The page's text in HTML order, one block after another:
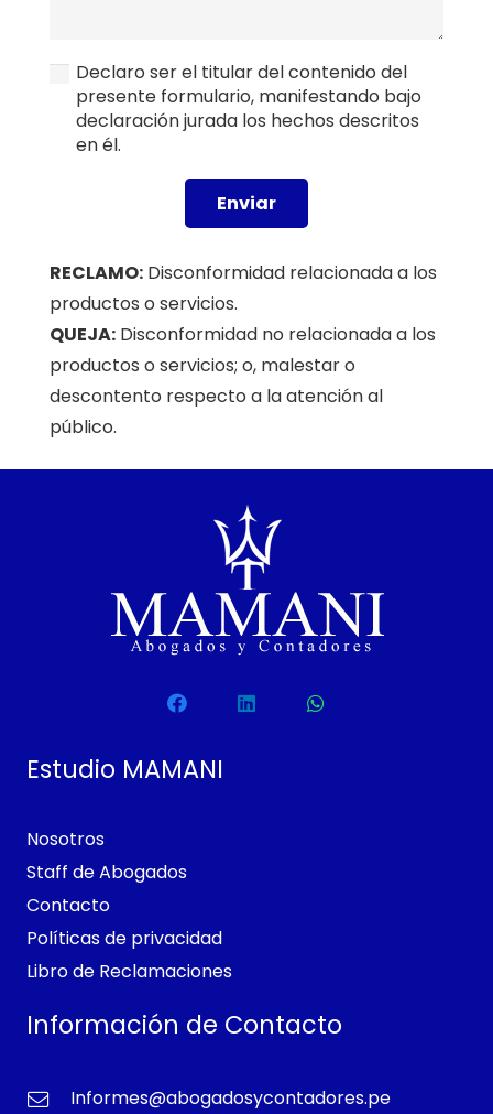
Declaro ser el titular del contenido del
presente formulario, manifestando bajo
declaración jurada los hechos descritos
en él.
Enviar
RECLAMO:Disconformidad relacionada a los
productos o servicios.
QUEJA:Disconformidad no relacionada a los
productos o servicios; o, malestar o
descontento respecto a la atención al
público.
Estudio MAMANI
Nosotros
Staff de Abogados
Contacto
Políticas de privacidad
Libro de Reclamaciones
Información de Contacto
Informes@abogadosycontadores.pe